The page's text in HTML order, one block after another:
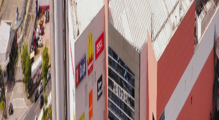
Contato para
Locações:
(11) 5508-4500 / (14)
99663-7504 / (11)
93314-5528